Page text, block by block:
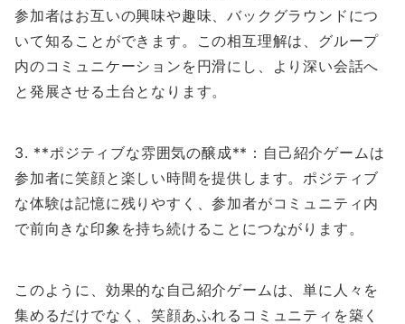
参加者はお互いの興味や趣味、バックグラウンドにつ
いて知ることができます。この相互理解は、グループ
内のコミュニケーションを円滑にし、より深い会話へ
と発展させる土台となります。
3. **ポジティブな雰囲気の醸成**：自己紹介ゲームは
参加者に笑顔と楽しい時間を提供します。ポジティブ
な体験は記憶に残りやすく、参加者がコミュニティ内
で前向きな印象を持ち続けることにつながります。
このように、効果的な自己紹介ゲームは、単に人々を
集めるだけでなく、笑顔あふれるコミュニティを築く